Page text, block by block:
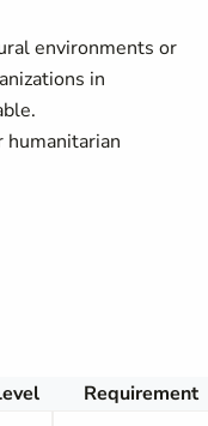
environments or
in
humanitarian
Requirement